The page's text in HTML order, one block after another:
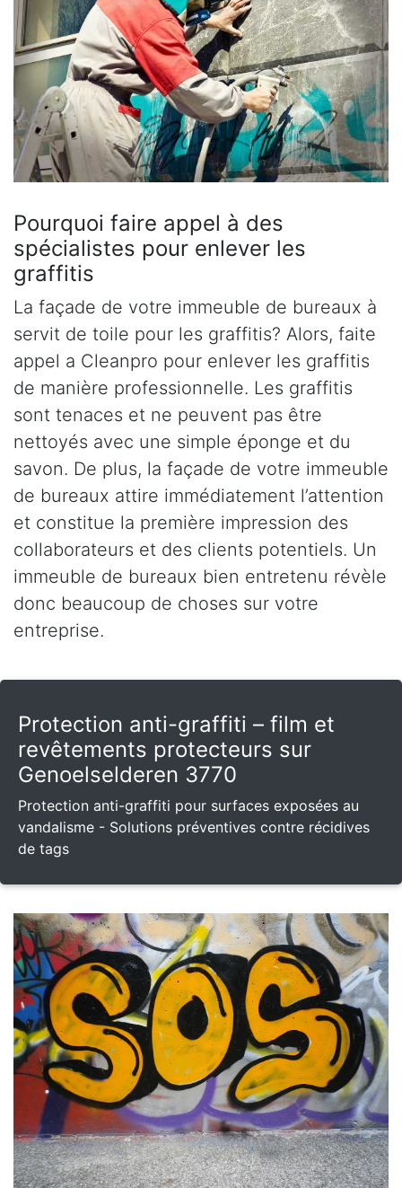
Pourquoi faire appel à des
spécialistes pour enlever les
graffitis
La façade de votre immeuble de bureaux à
servit de toile pour les graffitis? Alors, faite
appel a Cleanpro pour enlever les graffitis
de manière professionnelle. Les graffitis
sont tenaces et ne peuvent pas être
nettoyés avec une simple éponge et du
savon. De plus, la façade de votre immeuble
de bureaux attire immédiatement l’attention
et constitue la première impression des
collaborateurs et des clients potentiels. Un
immeuble de bureaux bien entretenu révèle
donc beaucoup de choses sur votre
entreprise.
Protection anti-graffiti – film et
revêtements protecteurs sur
Genoelselderen 3770
Protection anti-graffiti pour surfaces exposées au
vandalisme - Solutions préventives contre récidives
de tags